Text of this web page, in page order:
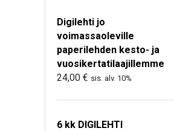
Digilehti jo
voimassaoleville
paperilehden kesto- ja
vuosikertatilaajillemme
24,00 € sis. alv. 10%
6 kk DIGILEHTI